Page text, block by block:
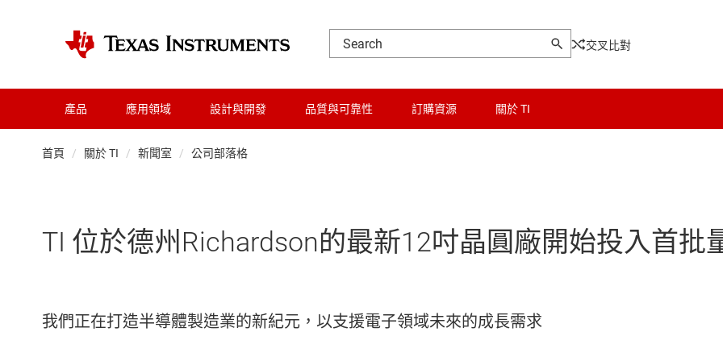
交叉比對
產品 應用領域 設計與開發 品質與可靠性 訂購資源 關於 TI
首頁 關於 TI 新聞室 公司部落格
TI 位於德州Richardson的最新12吋晶圓廠開始投入首批
我們正在打造半導體製造業的新紀元，以支援電子領域未來的成長需求